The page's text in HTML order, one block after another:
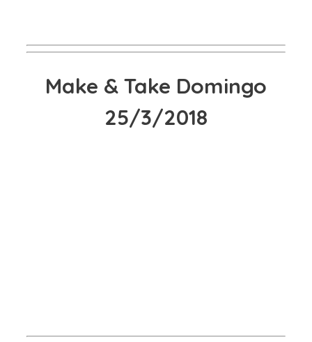
Make & Take Domingo
25/3/2018